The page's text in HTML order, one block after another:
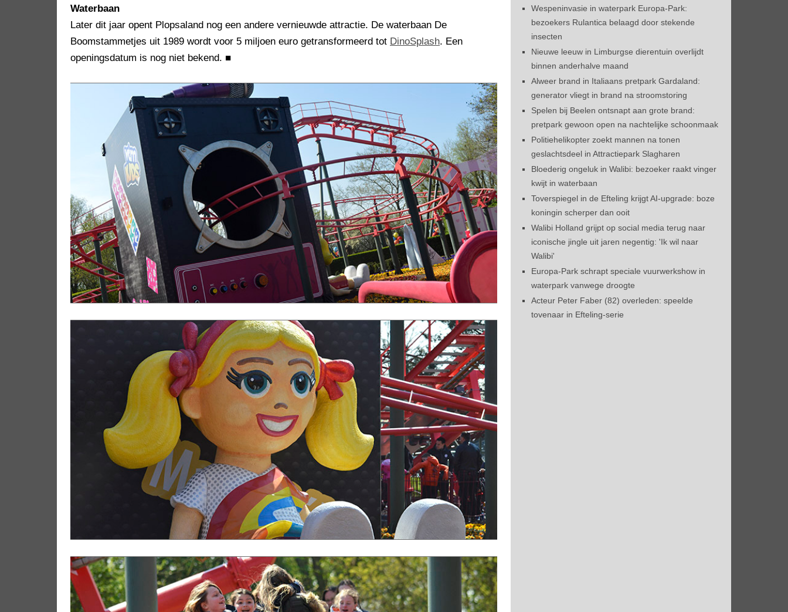
Waterbaan
Later dit jaar opent Plopsaland nog een andere vernieuwde attractie. De waterbaan De
Boomstammetjes uit 1989 wordt voor 5 miljoen euro getransformeerd tot DinoSplash. Een
openingsdatum is nog niet bekend. ■
Wespeninvasie in waterpark Europa-Park:
bezoekers Rulantica belaagd door stekende
insecten
Nieuwe leeuw in Limburgse dierentuin overlijdt
binnen anderhalve maand
Alweer brand in Italiaans pretpark Gardaland:
generator vliegt in brand na stroomstoring
Spelen bij Beelen ontsnapt aan grote brand:
pretpark gewoon open na nachtelijke schoonmaak
Politiehelikopter zoekt mannen na tonen
geslachtsdeel in Attractiepark Slagharen
Bloederig ongeluk in Walibi: bezoeker raakt vinger
kwijt in waterbaan
Toverspiegel in de Efteling krijgt AI-upgrade: boze
koningin scherper dan ooit
Walibi Holland grijpt op social media terug naar
iconische jingle uit jaren negentig: 'Ik wil naar
Walibi'
Europa-Park schrapt speciale vuurwerkshow in
waterpark vanwege droogte
Acteur Peter Faber (82) overleden: speelde
tovenaar in Efteling-serie